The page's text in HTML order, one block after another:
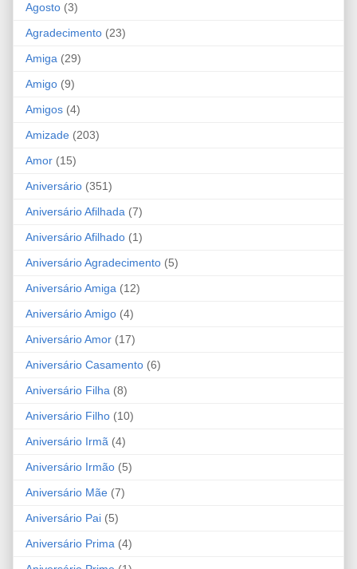
Agosto (3)
Agradecimento (23)
Amiga (29)
Amigo (9)
Amigos (4)
Amizade (203)
Amor (15)
Aniversário (351)
Aniversário Afilhada (7)
Aniversário Afilhado (1)
Aniversário Agradecimento (5)
Aniversário Amiga (12)
Aniversário Amigo (4)
Aniversário Amor (17)
Aniversário Casamento (6)
Aniversário Filha (8)
Aniversário Filho (10)
Aniversário Irmã (4)
Aniversário Irmão (5)
Aniversário Mãe (7)
Aniversário Pai (5)
Aniversário Prima (4)